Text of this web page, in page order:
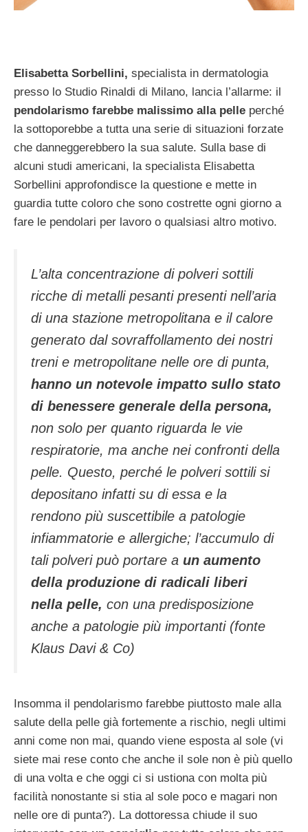
Elisabetta Sorbellini, specialista in dermatologia
presso lo Studio Rinaldi di Milano, lancia l’allarme: il
pendolarismo farebbe malissimo alla pelle perché
la sottoporebbe a tutta una serie di situazioni forzate
che danneggerebbero la sua salute. Sulla base di
alcuni studi americani, la specialista Elisabetta
Sorbellini approfondisce la questione e mette in
guardia tutte coloro che sono costrette ogni giorno a
fare le pendolari per lavoro o qualsiasi altro motivo.
L’alta concentrazione di polveri sottili
ricche di metalli pesanti presenti nell’aria
di una stazione metropolitana e il calore
generato dal sovraffollamento dei nostri
treni e metropolitane nelle ore di punta,
hanno un notevole impatto sullo stato
di benessere generale della persona,
non solo per quanto riguarda le vie
respiratorie, ma anche nei confronti della
pelle. Questo, perché le polveri sottili si
depositano infatti su di essa e la
rendono più suscettibile a patologie
infiammatorie e allergiche; l’accumulo di
tali polveri può portare a un aumento
della produzione di radicali liberi
nella pelle, con una predisposizione
anche a patologie più importanti (fonte
Klaus Davi & Co)
Insomma il pendolarismo farebbe piuttosto male alla
salute della pelle già fortemente a rischio, negli ultimi
anni come non mai, quando viene esposta al sole (vi
siete mai rese conto che anche il sole non è più quello
di una volta e che oggi ci si ustiona con molta più
facilità nonostante si stia al sole poco e magari non
nelle ore di punta?). La dottoressa chiude il suo